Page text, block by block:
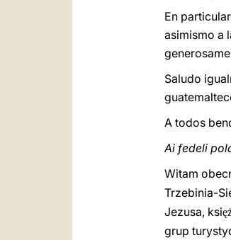
En
asimismo a
Saludo
A todos
Ai fedeli
Witam
Trzebinia-
Jezusa, ksi
grup